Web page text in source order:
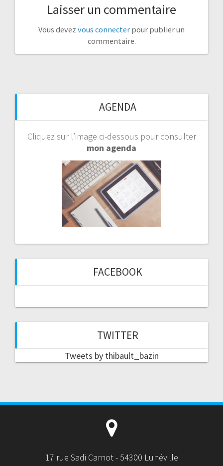
Laisser un commentaire
Vous devez vous connecter pour publier un
commentaire.
AGENDA
Cliquez sur l’image ci-dessous pour consulter
mon agenda
FACEBOOK
TWITTER
Tweets by thibault_bazin
17 rue Sadi Carnot - 54300 Lunéville